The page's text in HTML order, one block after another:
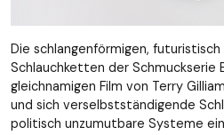
Die schlangenförmigen,
Schlauchketten der Schmuckserie
gleichnamigen Film von Terry
und sich verselbstständigende
politisch unzumutbare Systeme